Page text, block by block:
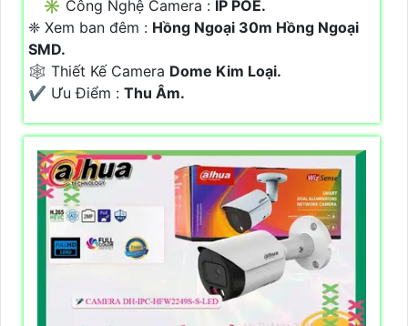
✳️ Công Nghệ Camera : IP POE.
❈ Xem ban đêm : Hồng Ngoại 30m Hồng Ngoại
SMD.
🕸️ Thiết Kế Camera Dome Kim Loại.
️✔️ Ưu Điểm : Thu Âm.